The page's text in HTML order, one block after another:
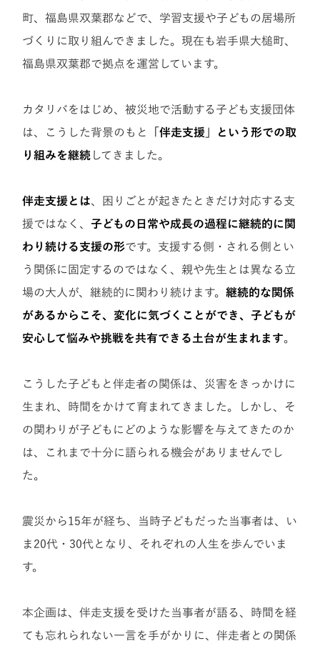
町、福島県双葉郡などで、学習支援や子どもの居場所
づくりに取り組んできました。現在も岩手県大槌町、
福島県双葉郡で拠点を運営しています。
カタリバをはじめ、被災地で活動する子ども支援団体
は、こうした背景のもと
「伴走支援」という形での取
り組みを継続 してきました。
伴走支援とは、困りごとが起きたときだけ対応する支
援ではなく、 子どもの日常や成長の過程に継続的に関
わり続ける支援の形です。支援する側・される側とい
う関係に固定するのではなく、親や先生とは異なる立
場の大人が、継続的に関わり続けます。継続的な関係
があるからこそ、変化に気づくことができ、子どもが
安心して悩みや挑戦を共有できる土台が生まれます。
こうした子どもと伴走者の関係は、災害をきっかけに
生まれ、時間をかけて育まれてきました。しかし、そ
の関わりが子どもにどのような影響を与えてきたのか
は、これまで十分に語られる機会がありませんでし
た。
震災から15年が経ち、当時子どもだった当事者は、い
ま20代・30代となり、それぞれの人生を歩んでいま
す。
本企画は、伴走支援を受けた当事者が語る、時間を経
ても忘れられない一言を手がかりに、伴走者との関係